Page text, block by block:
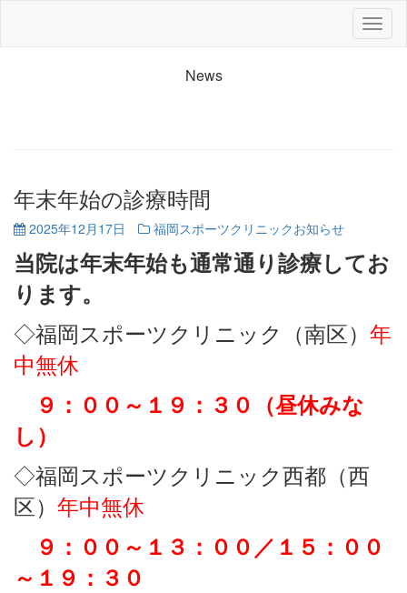
News
年末年始の診療時間
2025年12月17日 福岡スポーツクリニックお知らせ
当院は年末年始も通常通り診療してお
ります。
◇福岡スポーツクリニック（南区） 年
中無休
９：００～ １９：３０（昼休みな
し）
◇福岡スポーツクリニック西都（西
区） 年中無休
９：００～１３：００／１５：００
～ １９：３０